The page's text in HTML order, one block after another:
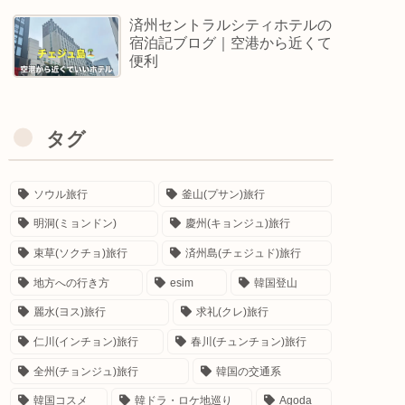
済州セントラルシティホテルの
宿泊記ブログ｜空港から近くて
便利
タグ
ソウル旅行 釜山(プサン)旅行
明洞(ミョンドン) 慶州(キョンジュ)旅行
束草(ソクチョ)旅行 済州島(チェジュド)旅行
地方への行き方 esim 韓国登山
麗水(ヨス)旅行 求礼(クレ)旅行
仁川(インチョン)旅行 春川(チュンチョン)旅行
全州(チョンジュ)旅行 韓国の交通系
韓国コスメ 韓ドラ・ロケ地巡り Agoda